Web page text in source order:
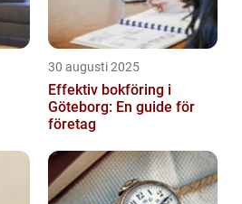
30 augusti 2025
Effektiv bokföring i
Göteborg: En guide för
företag